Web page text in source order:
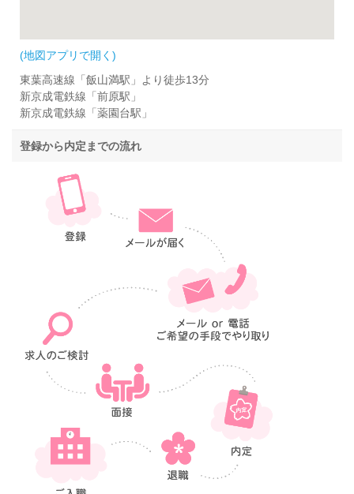
(地図アプリで開く)
東葉高速線「飯山満駅」より徒歩13分
新京成電鉄線「前原駅」
新京成電鉄線「薬園台駅」
登録から内定までの流れ